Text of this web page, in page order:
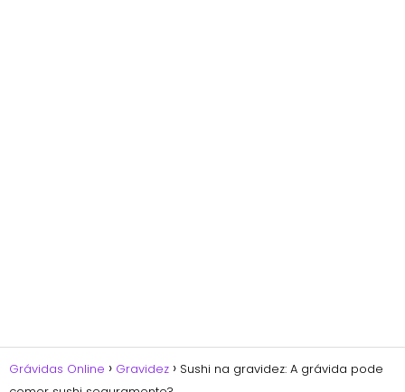
Grávidas Online Gravidez
Sushi na gravidez: A grávida pode